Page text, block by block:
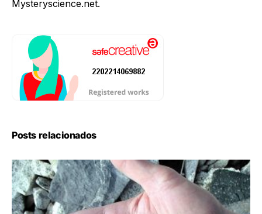
Mysteryscience.net.
Posts relacionados